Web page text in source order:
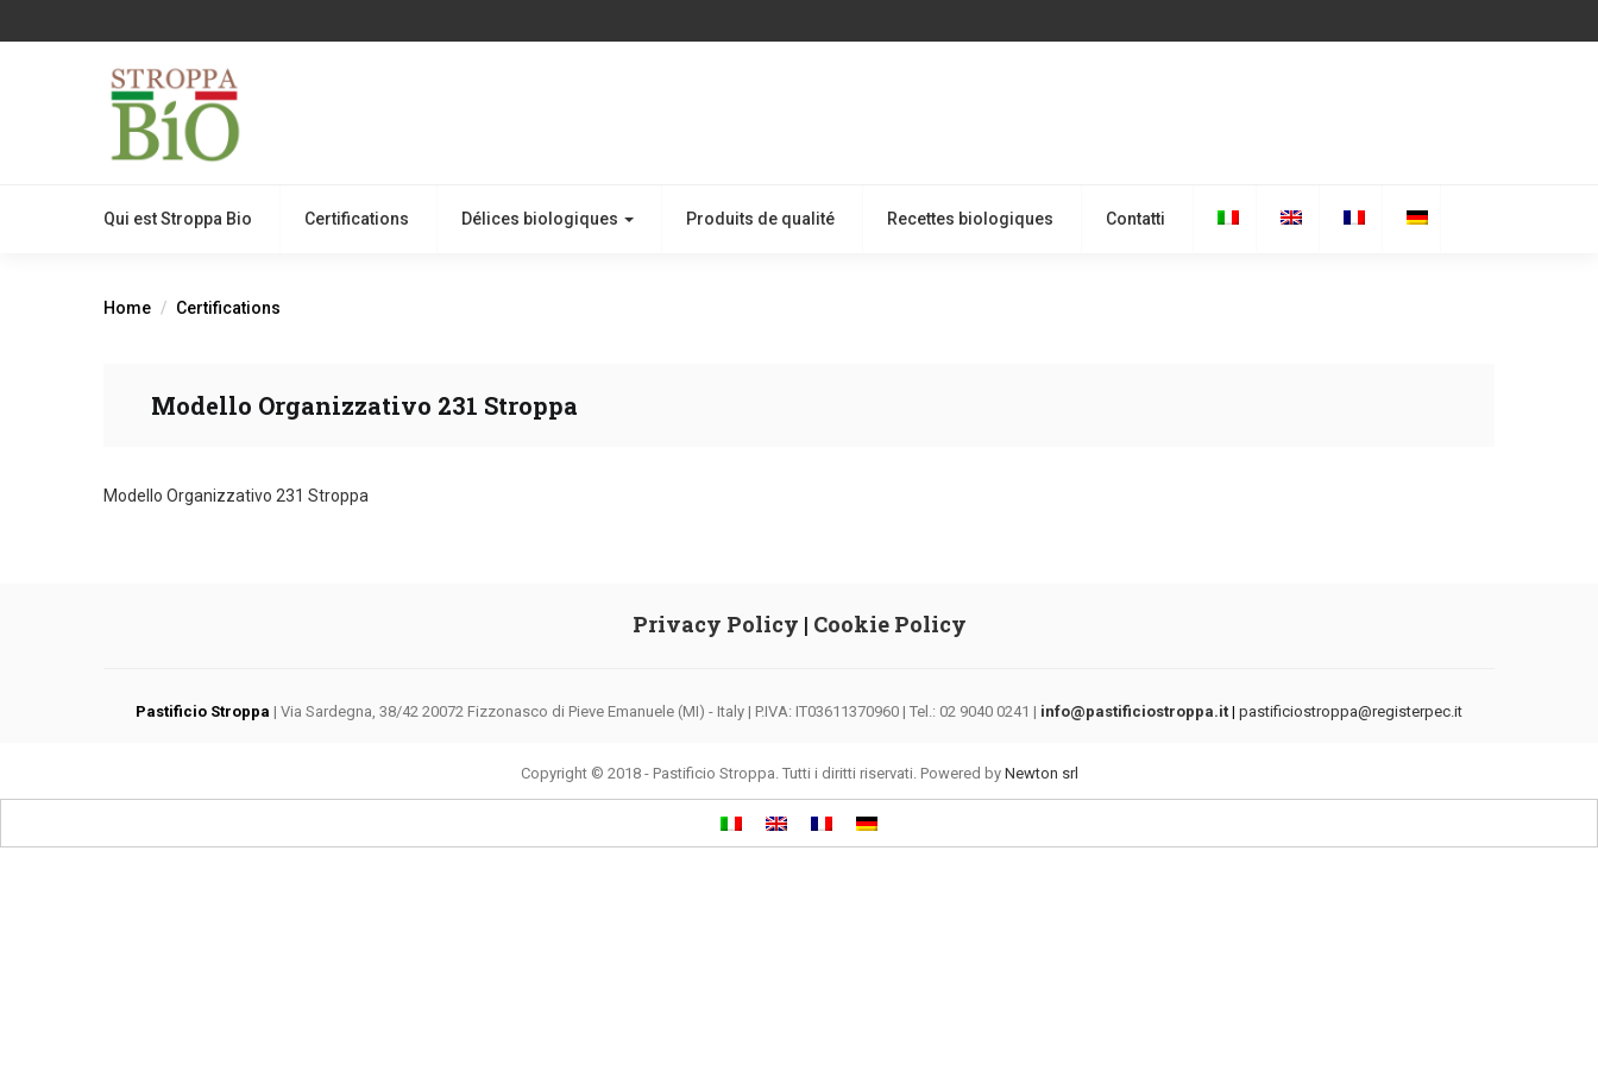
Qui est Stroppa Bio Certifications Délices biologiques Produits de qualité Recettes biologiques Contatti
Home Certifications
Modello Organizzativo 231 Stroppa
Modello Organizzativo 231 Stroppa
Privacy Policy | Cookie Policy
Pastificio Stroppa | Via Sardegna, 38/42 20072 Fizzonasco di Pieve Emanuele (MI) - Italy | P.IVA: IT03611370960 | Tel.: 02 9040 0241 | info@pastificiostroppa.it | pastificiostroppa@registerpec.it
Copyright © 2018 - Pastificio Stroppa. Tutti i diritti riservati. Powered by Newton srl